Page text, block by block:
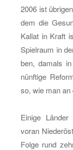
2006 ist
dem die
Kal­lat in Kraft
Spiel­raum in
ben, da­mals
nünf­ti­ge
so, wie man an
Ei­ni­ge
voran
Folge rund